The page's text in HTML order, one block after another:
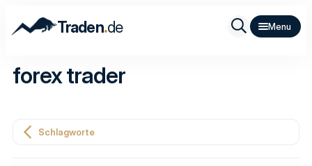
Traden.de
forex trader
Schlagworte